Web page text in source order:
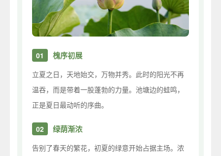
01 槐序初展
立夏之日，天地始交，万物并秀。此时的阳光不再
温吞，而是带着一股蓬勃的力量。池塘边的蛙鸣，
正是夏日最动听的序曲。
02 绿荫渐浓
告别了春天的繁花，初夏的绿意开始占据主场。浓